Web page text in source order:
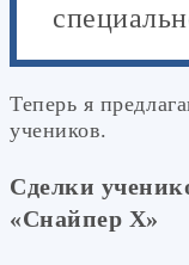
Теперь я
учеников.
Сделки
«Снайпер Х»